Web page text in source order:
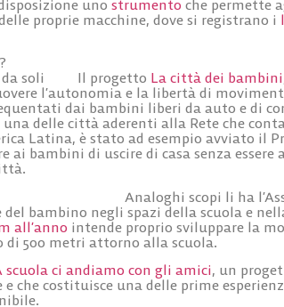
uno strumento che permette
proprie macchine, dove si registrano i
Il progetto La città dei bambini
l’autonomia e la libertà di
dai bambini liberi da auto e di
una delle città aderenti alla Rete che
Latina, è stato ad esempio avviato il
ai bambini di uscire di casa senza
Analoghi scopi li ha
del bambino negli spazi della scuola e
all’anno intende proprio sviluppare la
500 metri attorno alla scuola.
scuola ci andiamo con gli amici, un
che costituisce una delle prime